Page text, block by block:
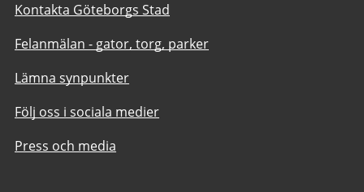
Kontakta Göteborgs Stad
Felanmälan - gator, torg, parker
Lämna synpunkter
Följ oss i sociala medier
Press och media